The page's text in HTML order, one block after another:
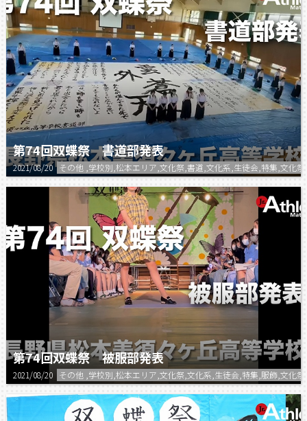
第74回双蝶祭 書道部発表
2021/08/20 その他 ,学校別,松本エリア,文化祭,書道,文化系,生徒会,特集,文化
第74回双蝶祭 被服部発表
2021/08/20 その他 ,学校別,松本エリア,文化祭,文化系,生徒会,特集,服飾,文化